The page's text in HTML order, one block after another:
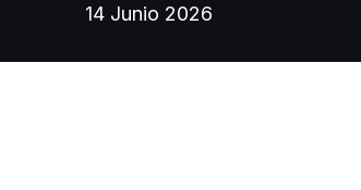
14 Junio 2026